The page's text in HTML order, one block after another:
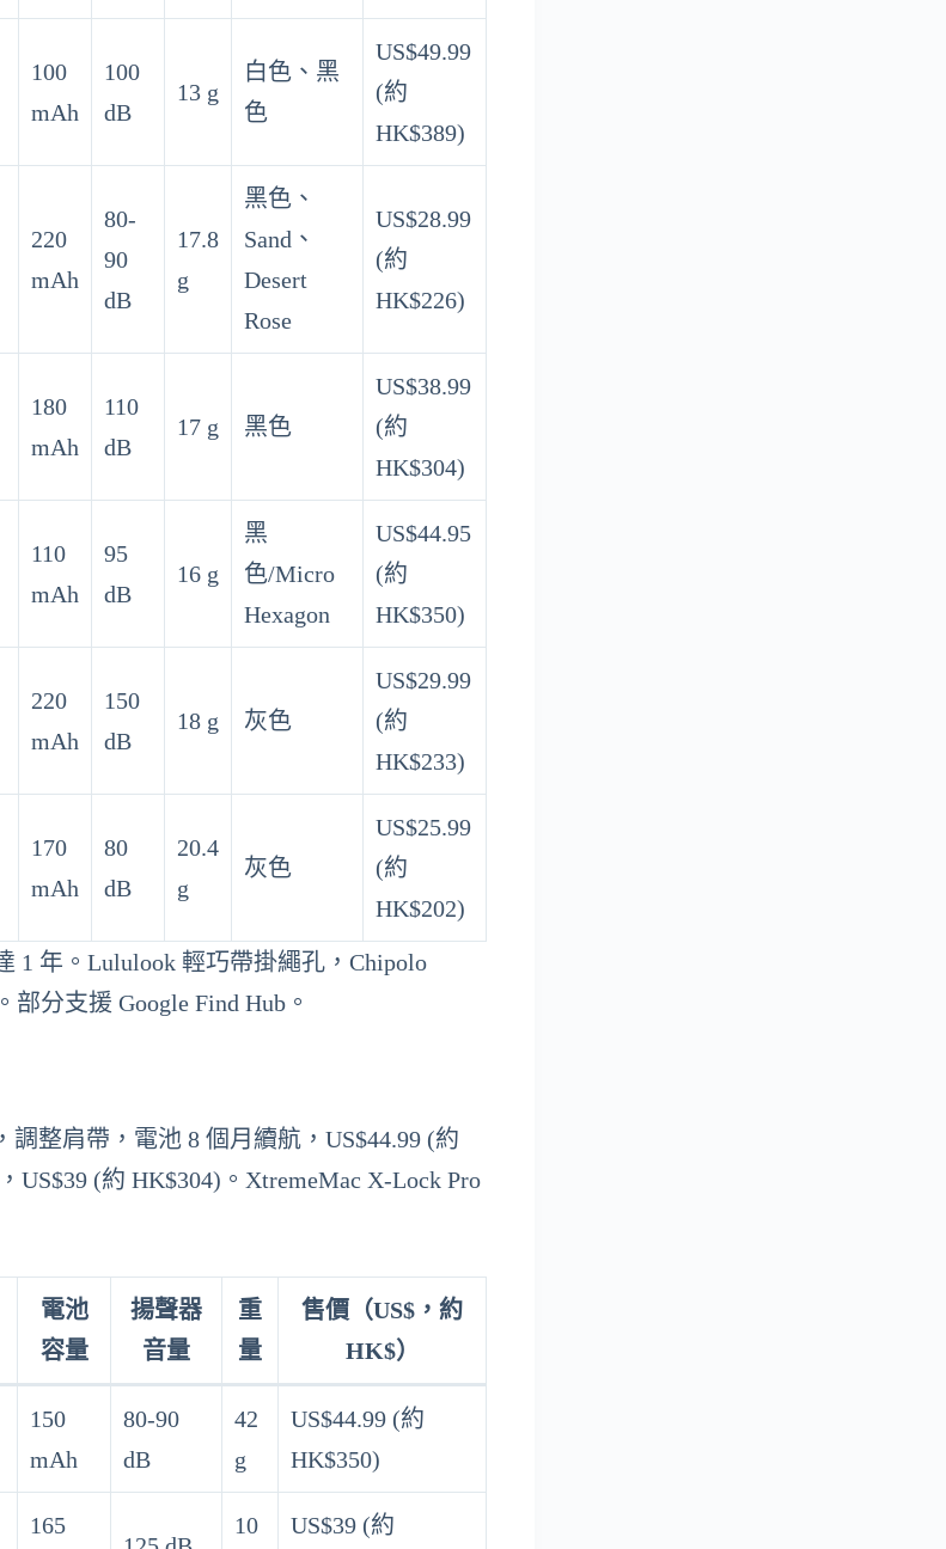
100
mAh
100
dB
13 g
白色、黑
色
US$49.99
(約
HK$389)
220
mAh
80-
90
dB
17.8
g
黑色、
Sand、
Desert
Rose
US$28.99
(約
HK$226)
180
mAh
110
dB
17 g 黑色
US$38.99
(約
HK$304)
110
mAh
95
dB
16 g
黑
色/Micro
Hexagon
US$44.95
(約
HK$350)
220
mAh
150
dB
18 g 灰色
US$29.99
(約
HK$233)
170
mAh
80
dB
20.4
g
灰色
US$25.99
(約
HK$202)
1 年。Lululook 輕巧帶掛繩孔，Chipolo
分支援 Google Find Hub。
調整肩帶，電池 8 個月續航，US$44.99 (約
US$39 (約 HK$304)。XtremeMac X-Lock Pro
電池
容量
揚聲器
音量
重
量
售價（US$，約
HK$）
150
mAh
80-90
dB
42
g
US$44.99 (約
HK$350)
165 10 US$39 (約